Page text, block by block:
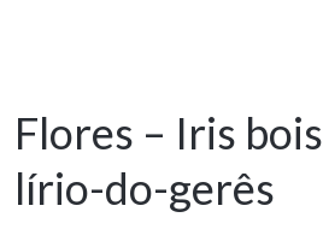
Flores – Iris
lírio-do-gerês